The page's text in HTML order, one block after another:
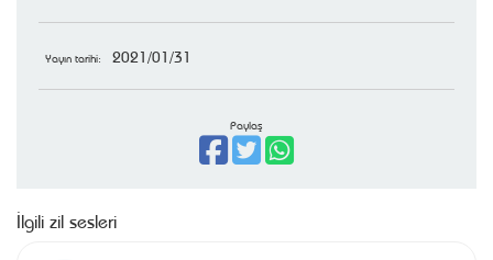
Yayın tarihi: 2021/01/31
Paylaş
İlgili zil sesleri